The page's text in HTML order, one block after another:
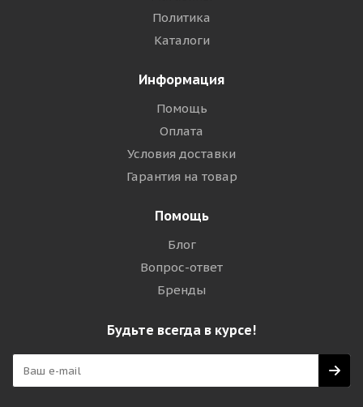
Политика
Каталоги
Информация
Помощь
Оплата
Условия доставки
Гарантия на товар
Помощь
Блог
Вопрос-ответ
Бренды
Будьте всегда в курсе!